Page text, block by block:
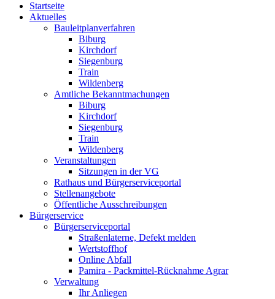
Startseite
Aktuelles
Bauleitplanverfahren
Biburg
Kirchdorf
Siegenburg
Train
Wildenberg
Amtliche Bekanntmachungen
Biburg
Kirchdorf
Siegenburg
Train
Wildenberg
Veranstaltungen
Sitzungen in der VG
Rathaus und Bürgerserviceportal
Stellenangebote
Öffentliche Ausschreibungen
Bürgerservice
Bürgerserviceportal
Straßenlaterne, Defekt melden
Wertstoffhof
Online Abfall
Pamira - Packmittel-Rücknahme Agrar
Verwaltung
Ihr Anliegen